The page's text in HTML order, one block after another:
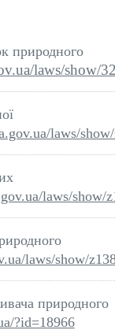
природного
laws/show/
laws/
laws/show/
laws/show/
природного
?id=18966